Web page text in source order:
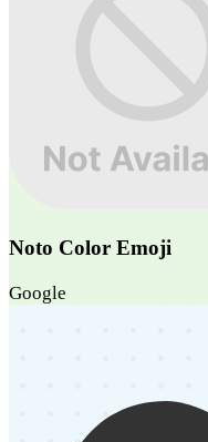
Noto Color Emoji
Google